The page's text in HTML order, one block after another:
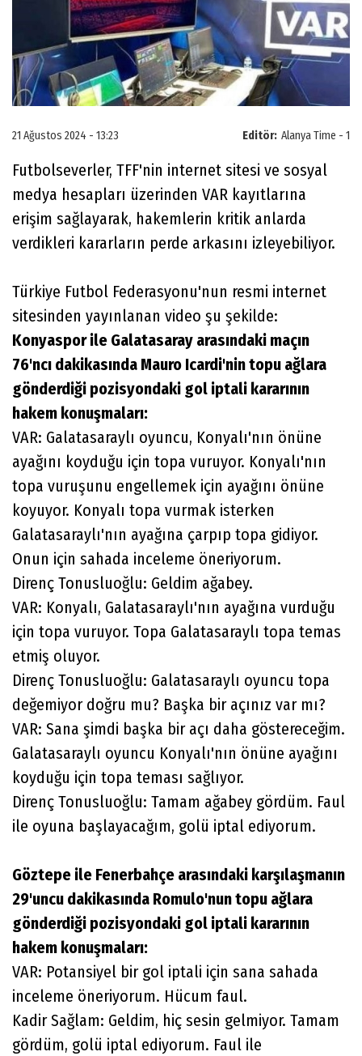
Editör: Alanya Time - 1
21 Ağustos 2024 - 13:23
Futbolseverler, TFF'nin internet sitesi ve sosyal
medya hesapları üzerinden VAR kayıtlarına
erişim sağlayarak, hakemlerin kritik anlarda
verdikleri kararların perde arkasını izleyebiliyor.
Türkiye Futbol Federasyonu'nun resmi internet
sitesinden yayınlanan video şu şekilde:
Konyaspor ile Galatasaray arasındaki maçın
76'ncı dakikasında Mauro Icardi'nin topu ağlara
gönderdiği pozisyondaki gol iptali kararının
hakem konuşmaları:
VAR: Galatasaraylı oyuncu, Konyalı'nın önüne
ayağını koyduğu için topa vuruyor. Konyalı'nın
topa vuruşunu engellemek için ayağını önüne
koyuyor. Konyalı topa vurmak isterken
Galatasaraylı'nın ayağına çarpıp topa gidiyor.
Onun için sahada inceleme öneriyorum.
Direnç Tonusluoğlu: Geldim ağabey.
VAR: Konyalı, Galatasaraylı'nın ayağına vurduğu
için topa vuruyor. Topa Galatasaraylı topa temas
etmiş oluyor.
Direnç Tonusluoğlu: Galatasaraylı oyuncu topa
değemiyor doğru mu? Başka bir açınız var mı?
VAR: Sana şimdi başka bir açı daha göstereceğim.
Galatasaraylı oyuncu Konyalı'nın önüne ayağını
koyduğu için topa teması sağlıyor.
Direnç Tonusluoğlu: Tamam ağabey gördüm. Faul
ile oyuna başlayacağım, golü iptal ediyorum.
Göztepe ile Fenerbahçe arasındaki karşılaşmanın
29'uncu dakikasında Romulo'nun topu ağlara
gönderdiği pozisyondaki gol iptali kararının
hakem konuşmaları:
VAR: Potansiyel bir gol iptali için sana sahada
inceleme öneriyorum. Hücum faul.
Kadir Sağlam: Geldim, hiç sesin gelmiyor. Tamam
gördüm, golü iptal ediyorum. Faul ile